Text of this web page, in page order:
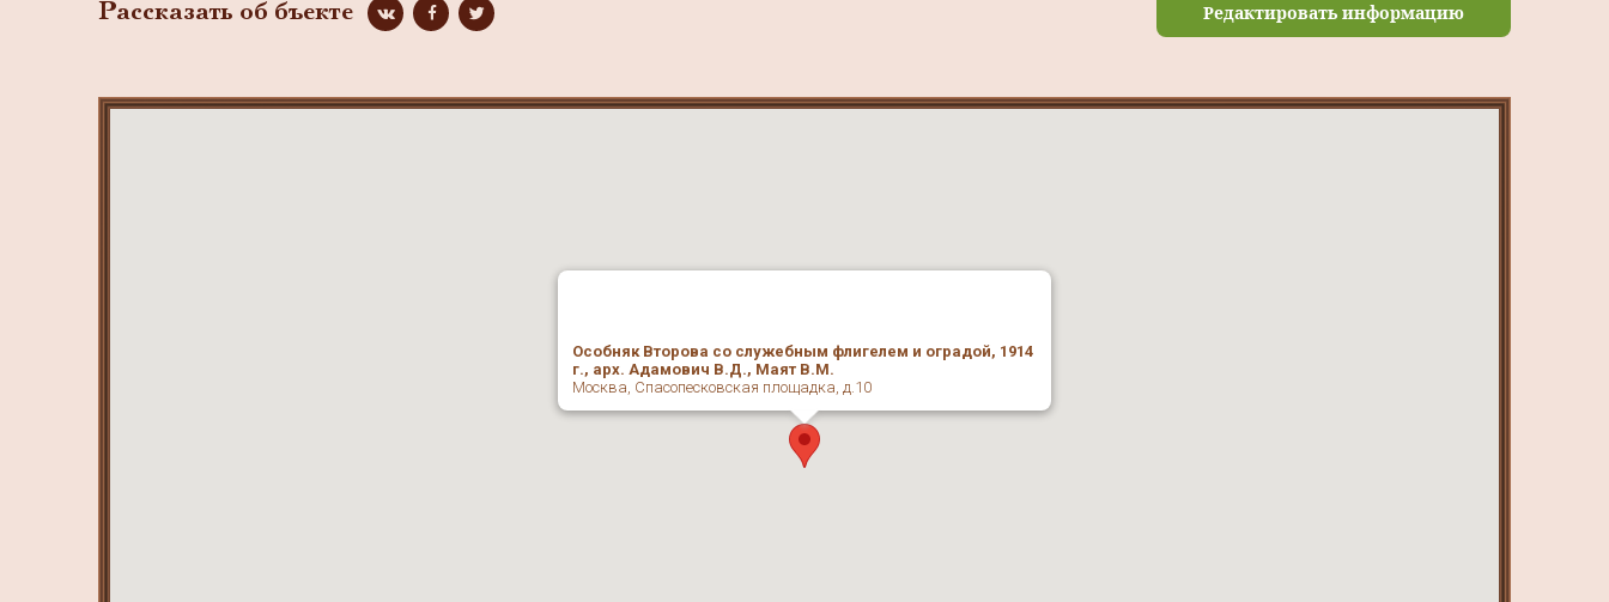
Рассказать об бъекте Редактировать информацию
Особняк Второва со служебным флигелем и оградой, 1914
г., арх. Адамович В.Д., Маят В.М.
Москва, Спасопесковская площадка, д.10